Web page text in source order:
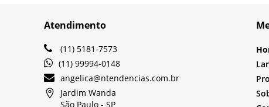
Atendimento
(11) 5181-7573
(11) 99994-0148
angelica@ntendencias.com.br
Jardim Wanda
São Paulo -SP